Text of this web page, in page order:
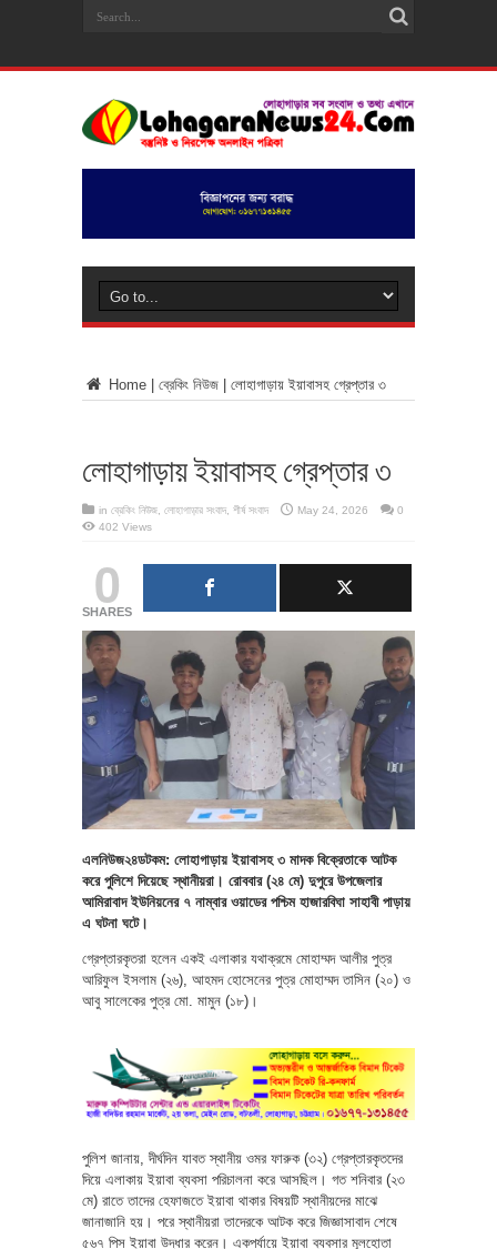
Home | ব্রেকিং নিউজ | লোহাগাড়ায় ইয়াবাসহ গ্রেপ্তার ৩
লোহাগাড়ায় ইয়াবাসহ গ্রেপ্তার ৩
in ব্রেকিং নিউজ লোহাগাড়ার সংবাদ শীর্ষ সংবাদ May 24, 2026
0
402 Views
0
SHARES
এলনিউজ২৪ডটকম: লোহাগাড়ায় ইয়াবাসহ ৩ মাদক বিক্রেতাকে আটক
করে পুলিশে দিয়েছে স্থানীয়রা। রোববার (২৪ মে) দুপুরে উপজেলার
আমিরাবাদ ইউনিয়নের ৭ নাম্বার ওয়াডের পশ্চিম হাজারবিঘা সাহাবী পাড়ায়
এ ঘটনা ঘটে।
গ্রেপ্তারকৃতরা হলেন একই এলাকার যথাক্রমে মোহাম্মদ আলীর পুত্র
আরিফুল ইসলাম (২৬), আহমদ হোসেনের পুত্র মোহাম্মদ তাসিন (২০) ও
আবু সালেকের পুত্র মো. মামুন (১৮)।
পুলিশ জানায়, দীর্ঘদিন যাবত স্থানীয় ওমর ফারুক (৩২) গ্রেপ্তারকৃতদের
দিয়ে এলাকায় ইয়াবা ব্যবসা পরিচালনা করে আসছিল। গত শনিবার (২৩
মে) রাতে তাদের হেফাজতে ইয়াবা থাকার বিষয়টি স্থানীয়দের মাঝে
জানাজানি হয়। পরে স্থানীয়রা তাদেরকে আটক করে জিজ্ঞাসাবাদ শেষে
৫৬৭ পিস ইয়াবা উদ্ধার করেন। একপর্যায়ে ইয়াবা ব্যবসার মূলহোতা